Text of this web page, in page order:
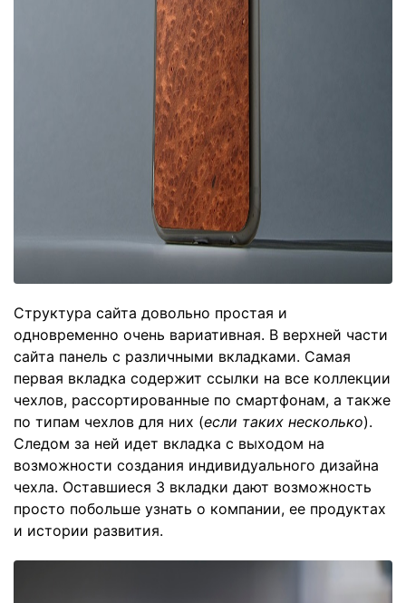
Структура сайта довольно простая и
одновременно очень вариативная. В верхней части
сайта панель с различными вкладками. Самая
первая вкладка содержит ссылки на все коллекции
чехлов, рассортированные по смартфонам, а также
по типам чехлов для них (если таких несколько).
Следом за ней идет вкладка с выходом на
возможности создания индивидуального дизайна
чехла. Оставшиеся 3 вкладки дают возможность
просто побольше узнать о компании, ее продуктах
и истории развития.